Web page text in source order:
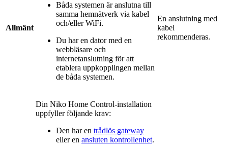
Allmänt
Båda systemen är anslutna till
samma hemnätverk via kabel
och/eller WiFi.
Du har en dator med en
webbläsare och
internetanslutning för att
etablera uppkopplingen mellan
de båda systemen.
En anslutning med
kabel
rekommenderas.
Din Niko Home Control-installation
uppfyller följande krav:
Den har en trådlös gateway
eller en ansluten kontrollenhet.